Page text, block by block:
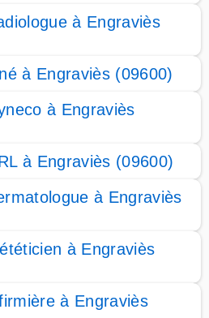
à Engraviès
à Engraviès (09600)
à Engraviès
à Engraviès (09600)
à Engraviès
à Engraviès
à Engraviès